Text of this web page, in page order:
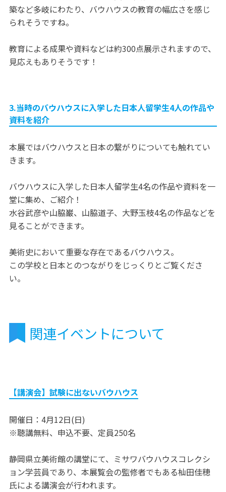
築など多岐にわたり、バウハウスの教育の幅広さを感じ
られそうですね。
教育による成果や資料などは約300点展示されますので、
見応えもありそうです！
3.当時のバウハウスに入学した日本人留学生4人の作品や
資料を紹介
本展ではバウハウスと日本の繋がりについても触れてい
きます。
バウハウスに入学した日本人留学生4名の作品や資料を一
堂に集め、ご紹介！
水谷武彦や山脇巌、山脇道子、大野玉枝4名の作品などを
見ることができます。
美術史において重要な存在であるバウハウス。
この学校と日本とのつながりをじっくりとご覧くださ
い。
関連イベントについて
【講演会】試験に出ないバウハウス
開催日：4月12日(日)
※聴講無料、申込不要、定員250名
静岡県立美術館の講堂にて、ミサワバウハウスコレクシ
ョン学芸員であり、本展覧会の監修者でもある杣田佳穂
氏による講演会が行われます。